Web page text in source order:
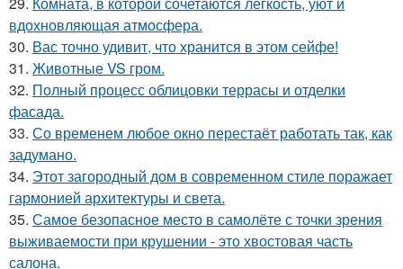
вдохновляющая атмосфера.
30. Вас точно удивит, что хранится в этом сейфе!
31. Животные VS гром.
32. Полный процесс облицовки террасы и отделки
фасада.
33. Со временем любое окно перестаёт работать так, как
задумано.
34. Этот загородный дом в современном стиле поражает
гармонией архитектуры и света.
35. Самое безопасное место в самолёте с точки зрения
выживаемости при крушении - это хвостовая часть
салона.